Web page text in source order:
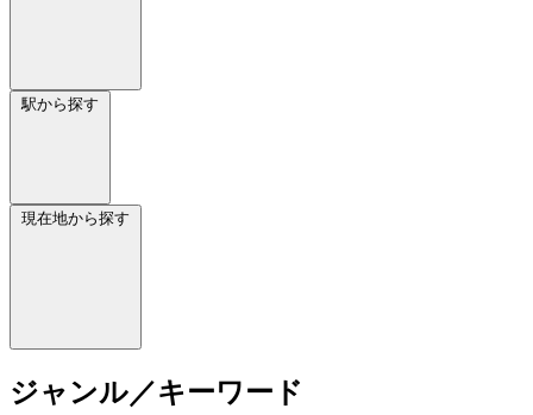
駅から探す
現在地から探す
ジャンル／キーワード